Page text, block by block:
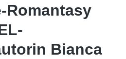
Romantasy
Bianca